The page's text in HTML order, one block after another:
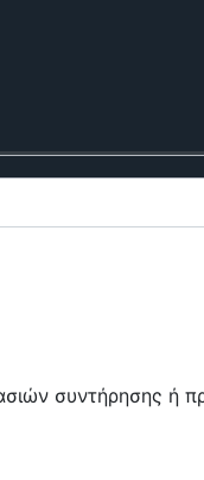
συντήρησης